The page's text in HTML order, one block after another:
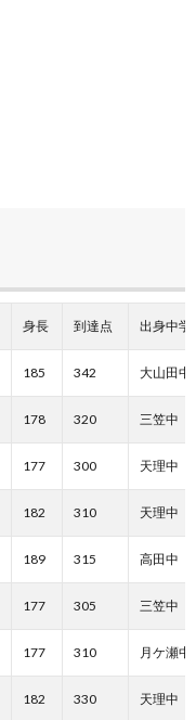
身長 到達点 出身中学
185 342 大山田中
178 320 三笠中
177 300 天理中
182 310 天理中
189 315 高田中
177 305 三笠中
177 310 月ケ瀬中
182 330 天理中